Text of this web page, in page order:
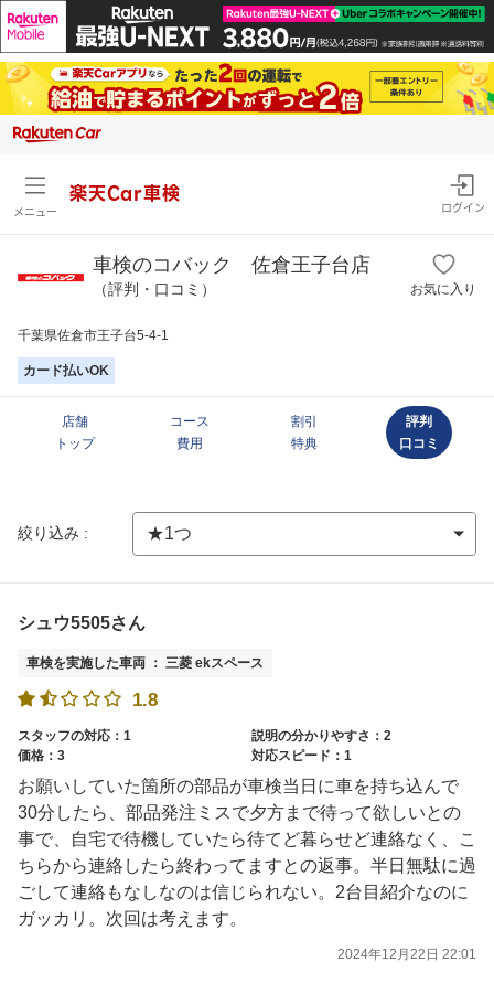
メニュー
楽天Car車検
ログイン
車検のコバック 佐倉王子台店
（評判・口コミ） お気に入り
千葉県佐倉市王子台5-4-1
カード払いOK
店舗
トップ
コース
費用
割引
特典
評判
口コミ
絞り込み :
シュウ5505さん
車検を実施した車両 ： 三菱 ekスペース
1.8
スタッフの対応：1
説明の分かりやすさ：2
価格：3
対応スピード：1
お願いしていた箇所の部品が車検当日に車を持ち込んで
30分したら、部品発注ミスで夕方まで待って欲しいとの
事で、自宅で待機していたら待てど暮らせど連絡なく、こ
ちらから連絡したら終わってますとの返事。半日無駄に過
ごして連絡もなしなのは信じられない。2台目紹介なのに
ガッカリ。次回は考えます。
2024年12月22日 22:01